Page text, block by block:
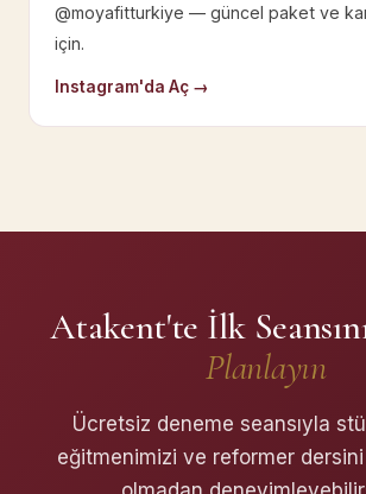
@moyafitturkiye — güncel paket ve
için.
Instagram'da Aç →
Atakent'te İlk
Planlayın
Ücretsiz deneme seansıyla
eğitmenimizi ve reformer dersini